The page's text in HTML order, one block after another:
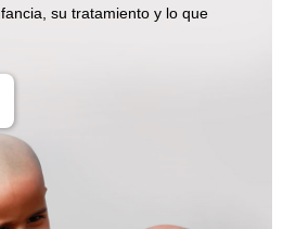
su tratamiento y lo que